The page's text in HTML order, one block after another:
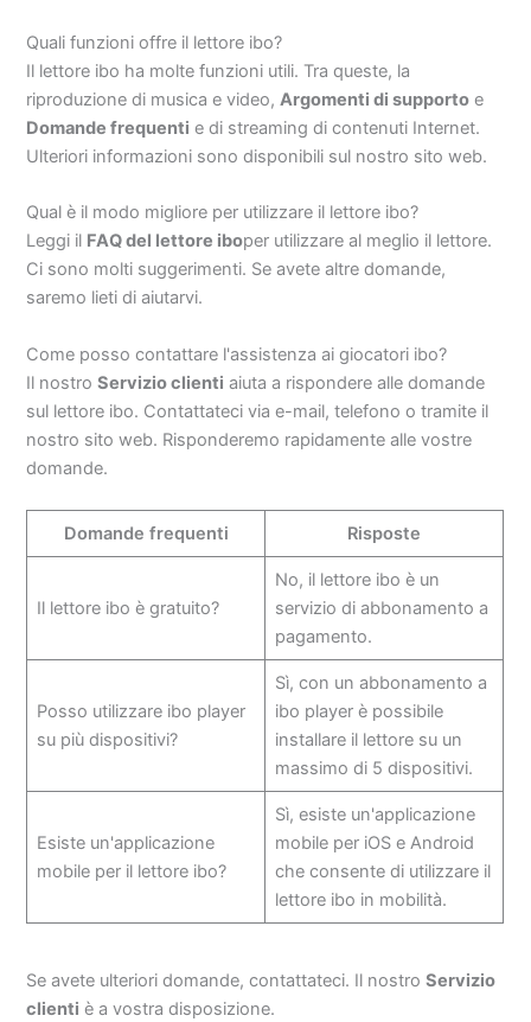
Quali funzioni offre il lettore ibo?
Il lettore ibo ha molte funzioni utili. Tra queste, la
riproduzione di musica e video,Argomenti di supporto e
Domande frequenti e di streaming di contenuti Internet.
Ulteriori informazioni sono disponibili sul nostro sito web.
Qual è il modo migliore per utilizzare il lettore ibo?
Leggi il FAQ del lettore iboper utilizzare al meglio il lettore.
Ci sono molti suggerimenti. Se avete altre domande,
saremo lieti di aiutarvi.
Come posso contattare l'assistenza ai giocatori ibo?
Il nostroServizio clienti aiuta a rispondere alle domande
sul lettore ibo. Contattateci via e-mail, telefono o tramite il
nostro sito web. Risponderemo rapidamente alle vostre
domande.
Domande frequenti Risposte
Il lettore ibo è gratuito?
No, il lettore ibo è un
servizio di abbonamento a
pagamento.
Posso utilizzare ibo player
su più dispositivi?
Sì, con un abbonamento a
ibo player è possibile
installare il lettore su un
massimo di 5 dispositivi.
Esiste un'applicazione
mobile per il lettore ibo?
Sì, esiste un'applicazione
mobile per iOS e Android
che consente di utilizzare il
lettore ibo in mobilità.
Se avete ulteriori domande, contattateci. Il nostroServizio
clienti è a vostra disposizione.